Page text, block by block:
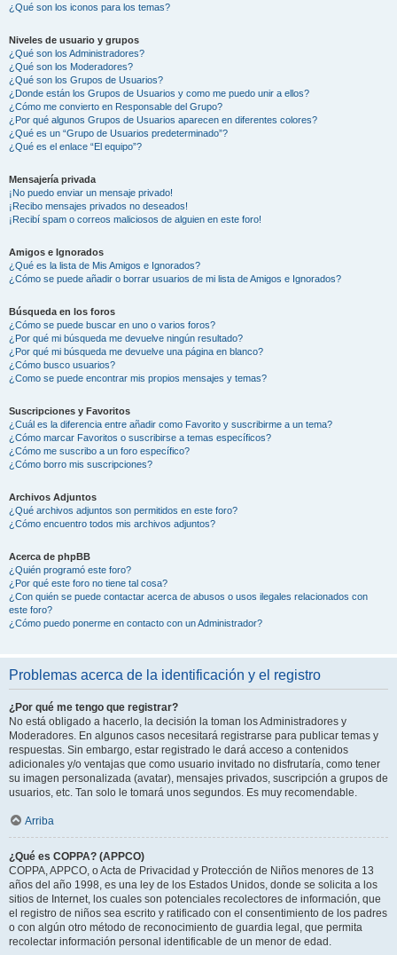
¿Qué son los iconos para los temas?
Niveles de usuario y grupos
¿Qué son los Administradores?
¿Qué son los Moderadores?
¿Qué son los Grupos de Usuarios?
¿Donde están los Grupos de Usuarios y como me puedo unir a ellos?
¿Cómo me convierto en Responsable del Grupo?
¿Por qué algunos Grupos de Usuarios aparecen en diferentes colores?
¿Qué es un “Grupo de Usuarios predeterminado”?
¿Qué es el enlace “El equipo”?
Mensajería privada
¡No puedo enviar un mensaje privado!
¡Recibo mensajes privados no deseados!
¡Recibí spam o correos maliciosos de alguien en este foro!
Amigos e Ignorados
¿Qué es la lista de Mis Amigos e Ignorados?
¿Cómo se puede añadir o borrar usuarios de mi lista de Amigos e Ignorados?
Búsqueda en los foros
¿Cómo se puede buscar en uno o varios foros?
¿Por qué mi búsqueda me devuelve ningún resultado?
¿Por qué mi búsqueda me devuelve una página en blanco?
¿Cómo busco usuarios?
¿Como se puede encontrar mis propios mensajes y temas?
Suscripciones y Favoritos
¿Cuál es la diferencia entre añadir como Favorito y suscribirme a un tema?
¿Cómo marcar Favoritos o suscribirse a temas específicos?
¿Cómo me suscribo a un foro específico?
¿Cómo borro mis suscripciones?
Archivos Adjuntos
¿Qué archivos adjuntos son permitidos en este foro?
¿Cómo encuentro todos mis archivos adjuntos?
Acerca de phpBB
¿Quién programó este foro?
¿Por qué este foro no tiene tal cosa?
¿Con quién se puede contactar acerca de abusos o usos ilegales relacionados con
este foro?
¿Cómo puedo ponerme en contacto con un Administrador?
Problemas acerca de la identificación y el registro
¿Por qué me tengo que registrar?
No está obligado a hacerlo, la decisión la toman los Administradores y
Moderadores. En algunos casos necesitará registrarse para publicar temas y
respuestas. Sin embargo, estar registrado le dará acceso a contenidos
adicionales y/o ventajas que como usuario invitado no disfrutaría, como tener
su imagen personalizada (avatar), mensajes privados, suscripción a grupos de
usuarios, etc. Tan solo le tomará unos segundos. Es muy recomendable.
Arriba
¿Qué es COPPA? (APPCO)
COPPA, APPCO, o Acta de Privacidad y Protección de Niños menores de 13
años del año 1998, es una ley de los Estados Unidos, donde se solicita a los
sitios de Internet, los cuales son potenciales recolectores de información, que
el registro de niños sea escrito y ratificado con el consentimiento de los padres
o con algún otro método de reconocimiento de guardia legal, que permita
recolectar información personal identificable de un menor de edad.